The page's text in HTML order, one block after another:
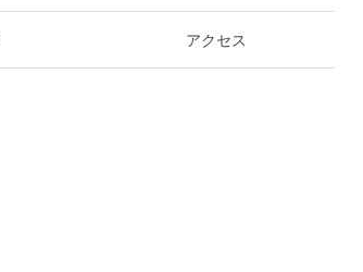
アクセス